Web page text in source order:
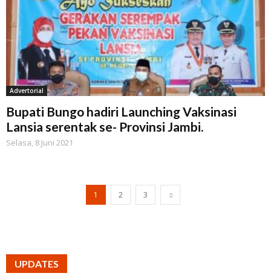
Advertorial
Bupati Bungo hadiri Launching Vaksinasi
Lansia serentak se- Provinsi Jambi.
Selasa, 8 Juni 2021
1 2 3
UPDATES